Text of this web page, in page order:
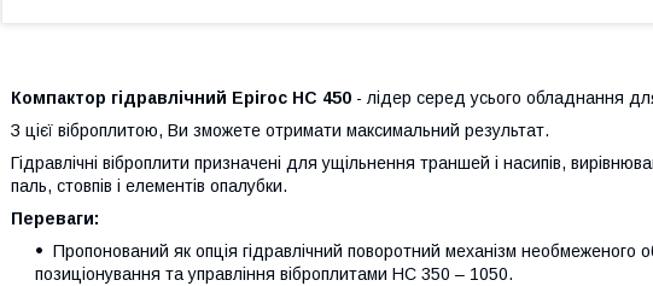
Компактор гідравлічний Epiroc HC 450 - лідер серед усього обладнання
З цієї віброплитою, Ви зможете отримати максимальний результат.
Гідравлічні віброплити призначені для ущільнення траншей і насипів,
паль, стовпів і елементів опалубки.
Переваги:
Пропонований як опція гідравлічний поворотний механізм необмеженого
позиціонування та управління віброплитами HC 350 – 1050.